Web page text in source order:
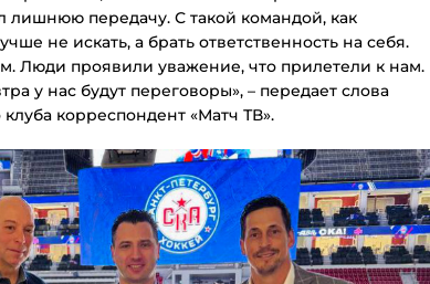
лишнюю передачу. С такой командой, как
не искать, а брать ответственность на себя.
Люди проявили уважение, что прилетели к нам.
у нас будут переговоры», – передает слова
корреспондент «Матч ТВ».